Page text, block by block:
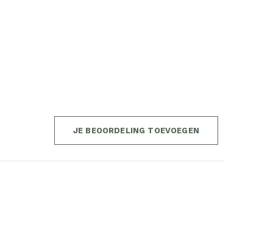
JE BEOORDELING TOEVOEGEN